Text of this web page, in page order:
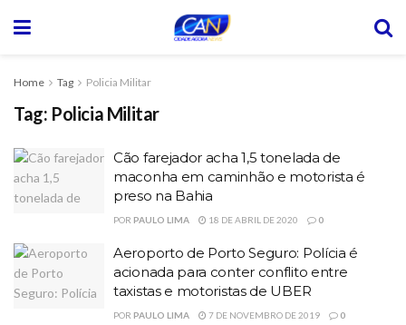
Home Tag Policia Militar
Tag: Policia Militar
Cão farejador acha 1,5 tonelada de
maconha em caminhão e motorista é
preso na Bahia
POR PAULO LIMA 18 DE ABRIL DE 2020 0
Aeroporto de Porto Seguro: Polícia é
acionada para conter conflito entre
taxistas e motoristas de UBER
POR PAULO LIMA 7 DE NOVEMBRO DE 2019 0